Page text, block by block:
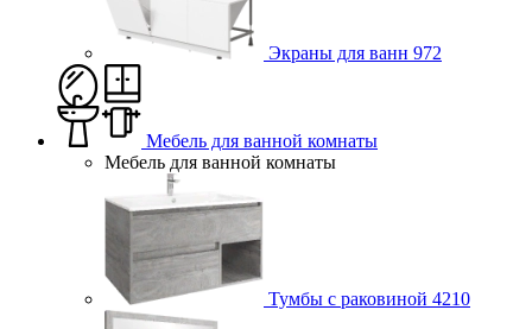
Экраны для ванн 972
Мебель для ванной комнаты
Мебель для ванной комнаты
Тумбы с раковиной 4210